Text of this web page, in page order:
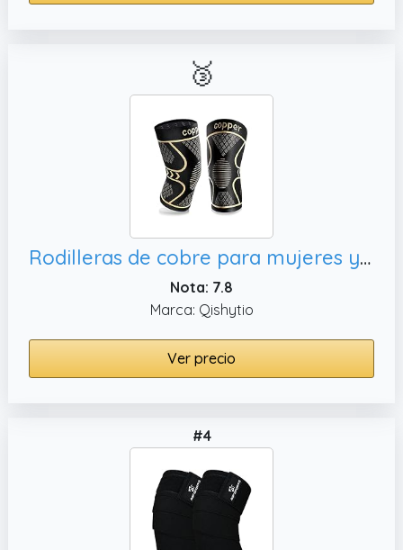
🥉
Rodilleras de cobre para mujeres y hombres, soporte de rodilla
Nota: 7.8
Marca: Qishytio
Ver precio
#4